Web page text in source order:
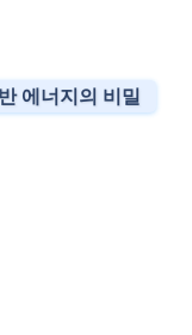
에너지의 비밀